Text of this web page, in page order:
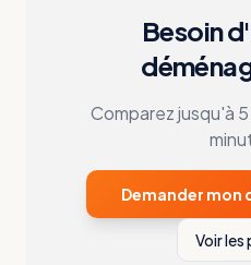
Besoin
Comparez jusqu'à
Demander mon
Voir les